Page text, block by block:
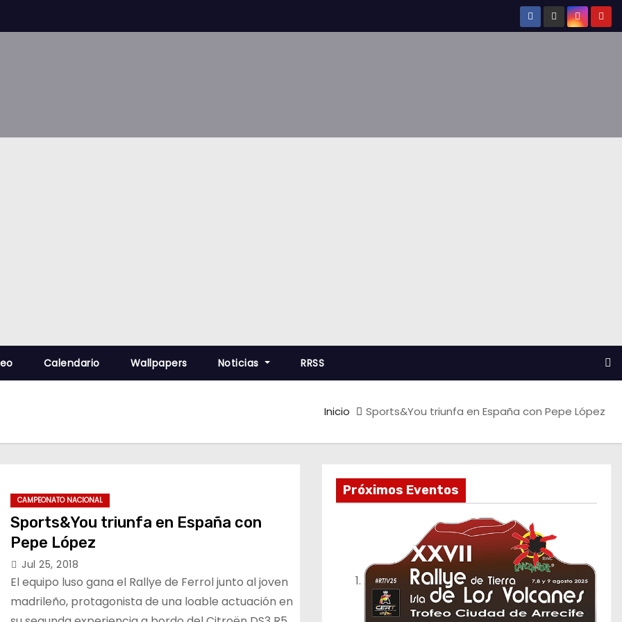
Calendario Wallpapers Noticias RRSS
Inicio Sports&You triunfa en España con Pepe López
CAMPEONATO NACIONAL
Sports&You triunfa en España con
Pepe López
Jul 25, 2018
El equipo luso gana el Rallye de Ferrol junto al joven
madrileño, protagonista de una loable actuación en
Próximos Eventos